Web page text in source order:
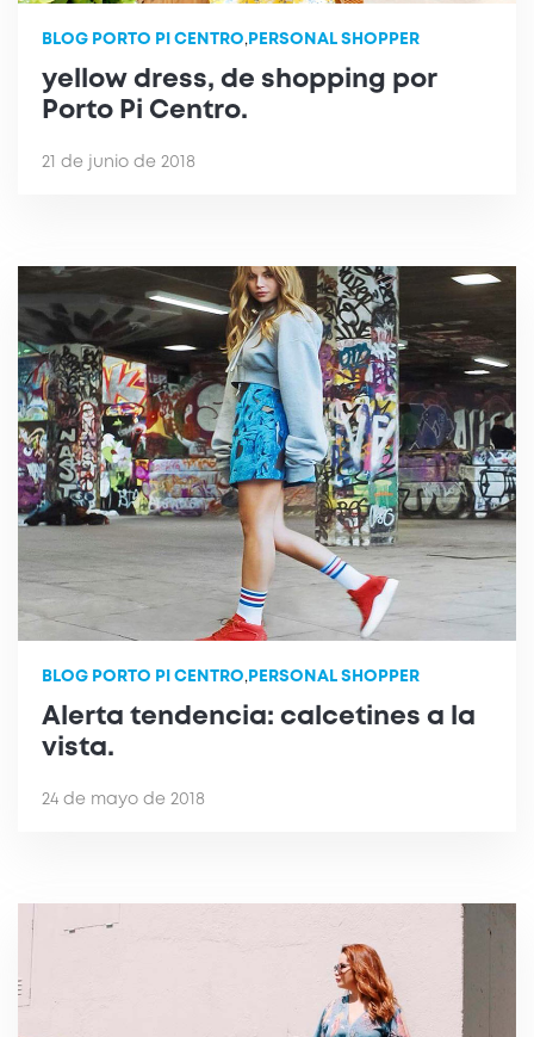
BLOG PORTO PI CENTRO, PERSONAL SHOPPER
yellow dress, de shopping por
Porto Pi Centro.
21 de junio de 2018
BLOG PORTO PI CENTRO, PERSONAL SHOPPER
Alerta tendencia: calcetines a la
vista.
24 de mayo de 2018